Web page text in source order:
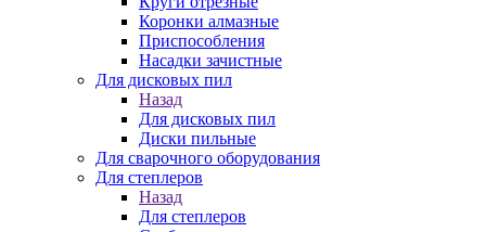
Коронки алмазные
Приспособления
Насадки зачистные
Для дисковых пил
Назад
Для дисковых пил
Диски пильные
Для сварочного оборудования
Для степлеров
Назад
Для степлеров